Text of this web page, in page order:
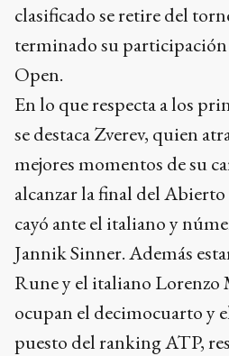
clasificado se retire del
terminado su
Open.
En lo que respecta a los
se destaca Zverev, quien
mejores momentos de su
alcanzar la final del
cayó ante el italiano y
Jannik Sinner. Además
Rune y el italiano Lorenzo
ocupan el decimocuarto y
puesto del ranking ATP,